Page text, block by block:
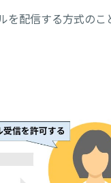
配信する方式のこ